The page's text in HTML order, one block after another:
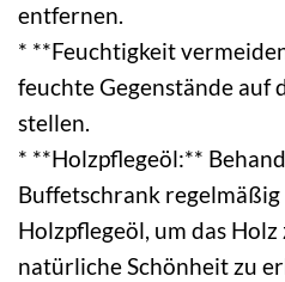
entfernen.
* **Feuchtigkeit
feuchte Gegenstände auf
stellen.
* **Holzpflegeöl:**
Buffetschrank
Holzpflegeöl, um das
natürliche Schönheit zu